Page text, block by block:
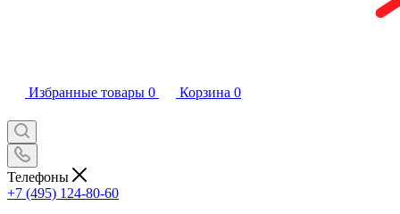
Избранные товары 0 Корзина 0
Телефоны
+7 (495) 124-80-60